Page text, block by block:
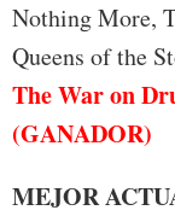
Nothing More,
Queens of the
The War on
(GANADOR)
MEJOR